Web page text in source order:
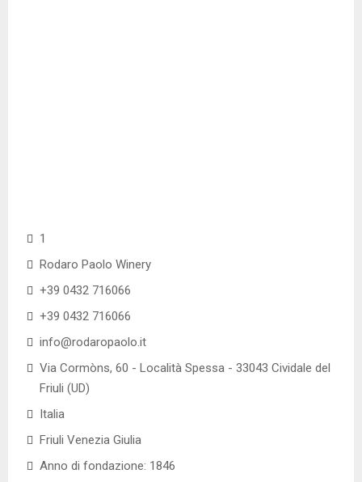
1
Rodaro Paolo Winery
+39 0432 716066
+39 0432 716066
info@rodaropaolo.it
Via Cormòns, 60 - Località Spessa - 33043 Cividale del
Friuli (UD)
Italia
Friuli Venezia Giulia
Anno di fondazione: 1846